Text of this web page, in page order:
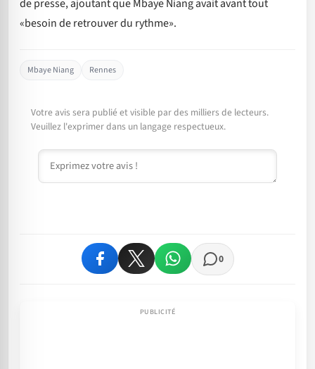
de presse, ajoutant que Mbaye Niang avait avant tout
«besoin de retrouver du rythme».
Mbaye Niang Rennes
Votre avis sera publié et visible par des milliers de lecteurs.
Veuillez l'exprimer dans un langage respectueux.
Commentaire
0